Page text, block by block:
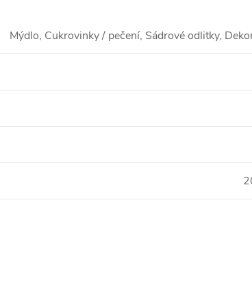
Mýdlo, Cukrovinky / pečení, Sádrové odlitky,